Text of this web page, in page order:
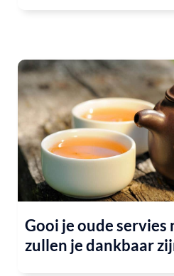
Gooi je oude servies
zullen je dankbaar